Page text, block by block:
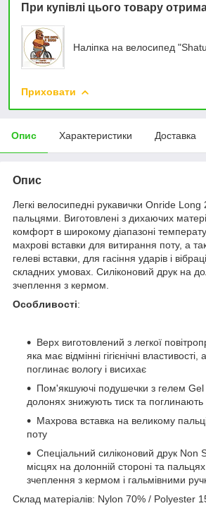
При купівлі цього товару
Наліпка на велосипед
Приховати
Опис Характеристики Доставка
Опис
Легкі велосипедні рукавички Onride
пальцями. Виготовлені з дихаючих
комфорт в широкому діапазоні
махрові вставки для витирання поту, а
гелеві вставки, для гасіння ударів і
складних умовах. Силіконовий друк на
зчеплення з кермом.
Особливості:
Верх виготовлений з легкої
яка має відмінні гігієнічні
поглинає вологу і висихає
Пом'якшуючі подушечки з гелем
долонях знижують тиск та поглинають
Махрова вставка на великому
поту
Спеціальний силіконовий друк Non
місцях на долонній стороні та
зчеплення з кермом і гальмівними
Склад матеріалів: Nylon 70% / Polyester